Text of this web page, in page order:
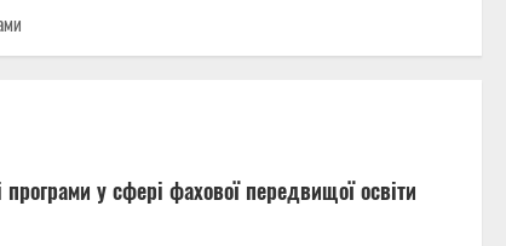
у сфері фахової передвищої освіти